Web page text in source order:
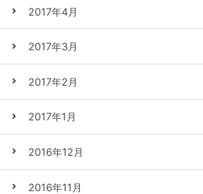
2017年4月
2017年3月
2017年2月
2017年1月
2016年12月
2016年11月